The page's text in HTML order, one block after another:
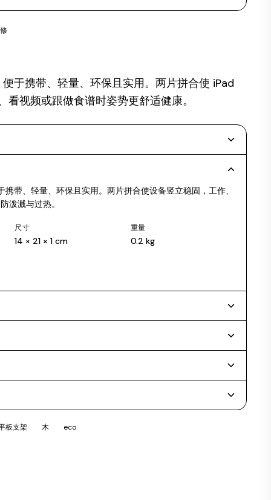
于携带、轻量、环保且实用。两片拼合使 iPad
看视频或跟做食谱时姿势更舒适健康。
带、轻量、环保且实用。两片拼合使设备竖立稳固，工作、
泼溅与过热。
尺寸
14 × 21 × 1 cm
重量
0.2 kg
板支架 木 eco